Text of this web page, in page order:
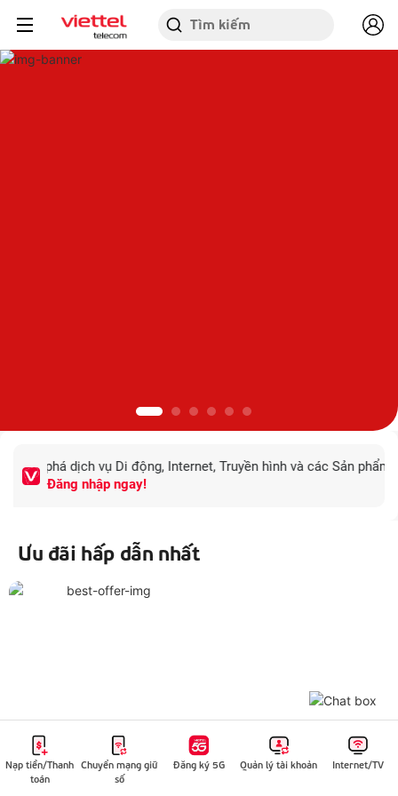
khám phá dịch vụ Di động, Internet, Truyền hình và các Sản phẩm
Đăng nhập ngay!
Nạp tiền/Thanh
toán
Chuyển mạng giữ
số
Đăng ký 5G Quản lý tài khoản Internet/TV
Ưu đãi hấp dẫn nhất
Sản phẩm dịch vụ đa dạng